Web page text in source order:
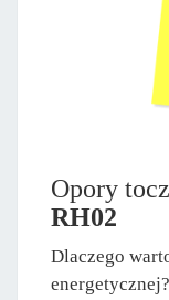
Opory
RH02
Dlaczego